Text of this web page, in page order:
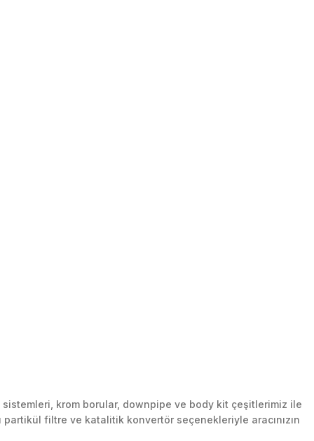
krom borular, downpipe ve body kit çeşitlerimiz ile
filtre ve katalitik konvertör seçenekleriyle aracınızın